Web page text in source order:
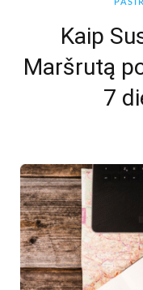
Kaip
Maršrutą
7